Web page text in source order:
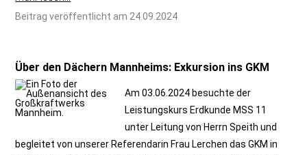
Beitrag veröffentlicht am 24.09.2024
Über den Dächern Mannheims: Exkursion ins GKM
Am 03.06.2024 besuchte der
Leistungskurs Erdkunde MSS 11
unter Leitung von Herrn Speith und
begleitet von unserer Referendarin Frau Lerchen das GKM in